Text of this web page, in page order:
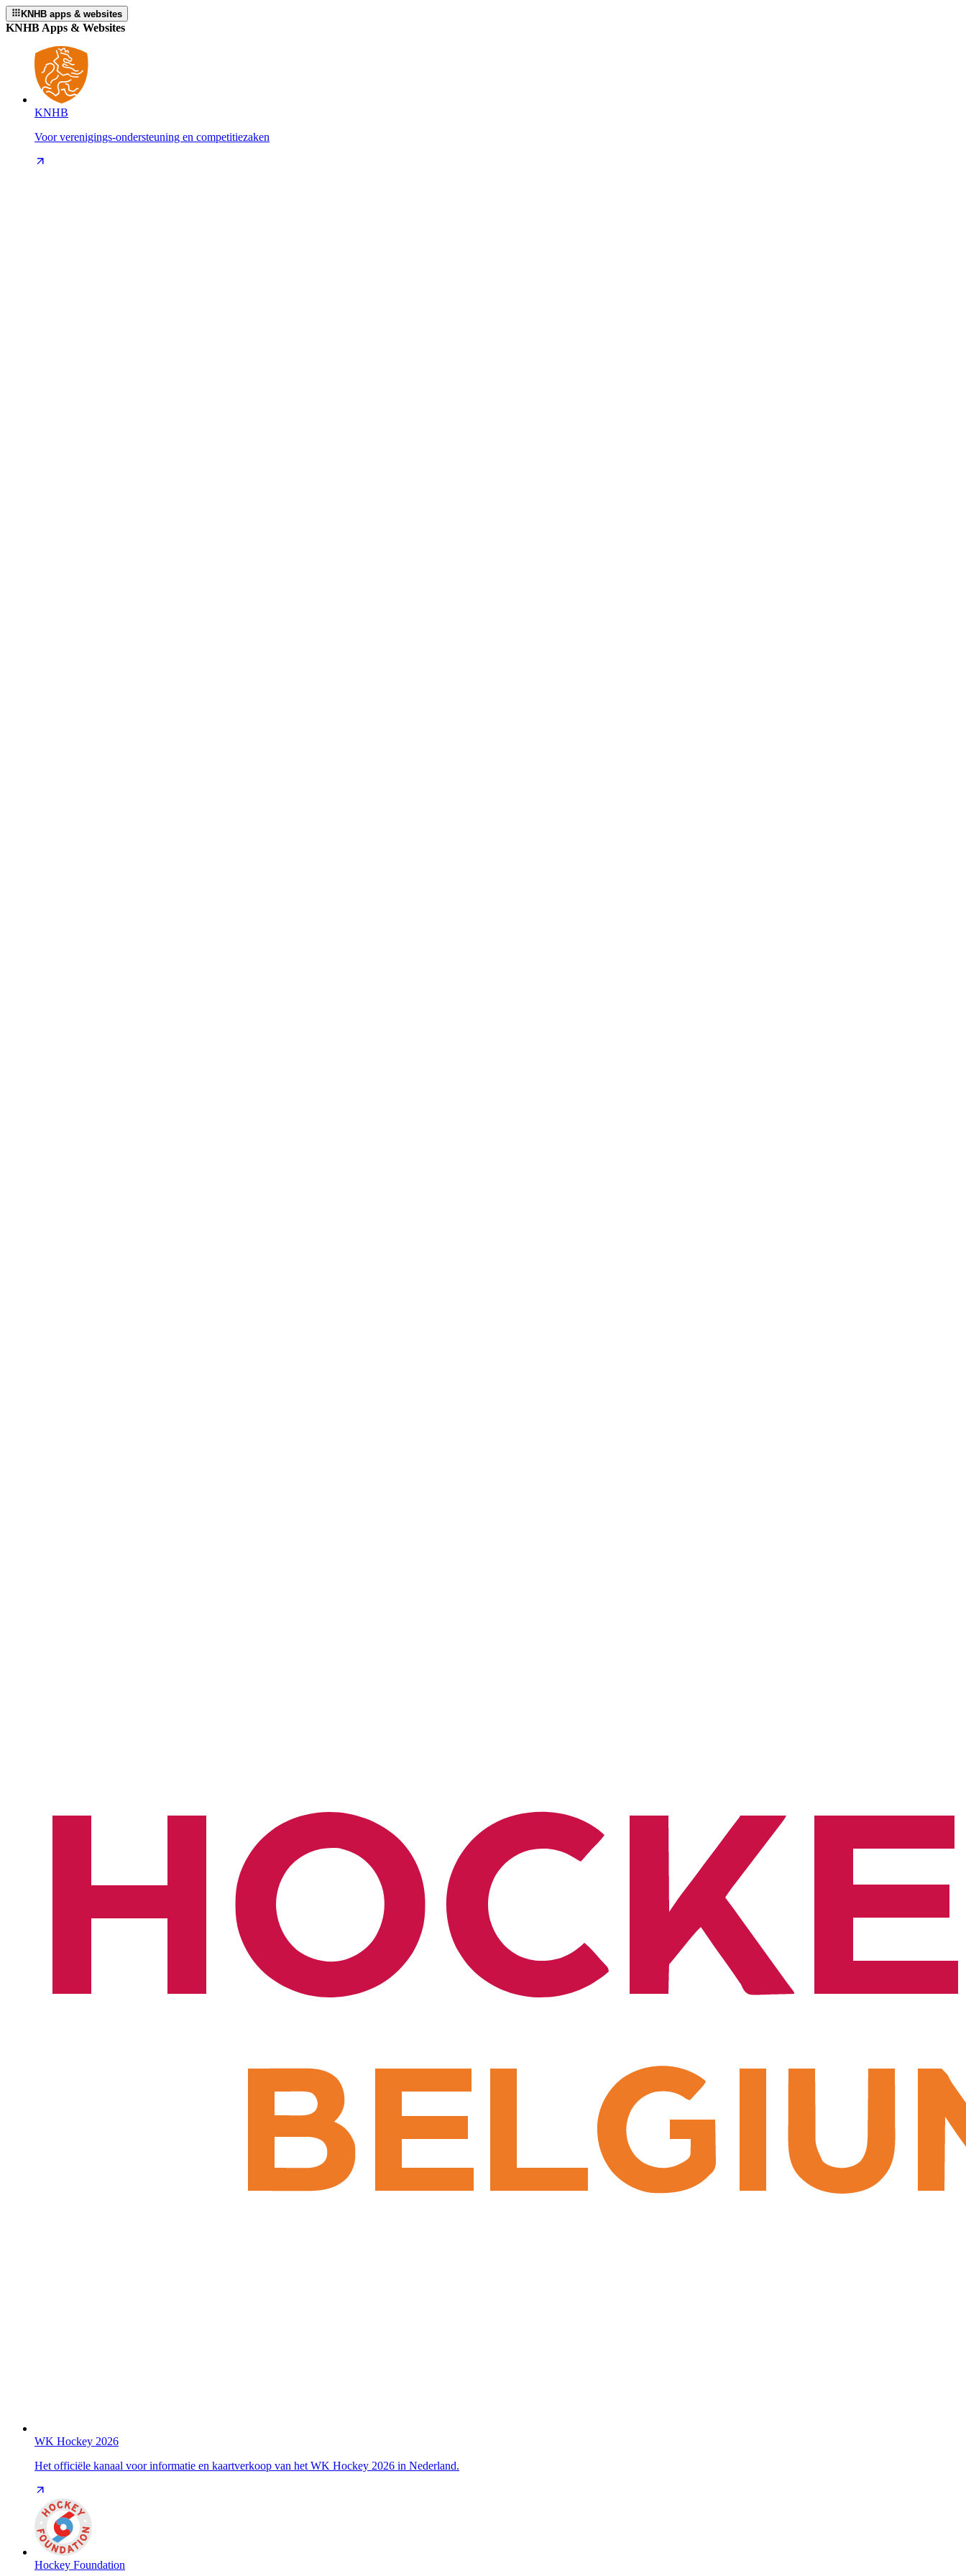
KNHB apps & websites
KNHB Apps & Websites
KNHB
Voor verenigings-ondersteuning en competitiezaken
WK Hockey 2026
Het officiële kanaal voor informatie en kaartverkoop van het WK Hockey 2026 in Nederland.
Hockey Foundation